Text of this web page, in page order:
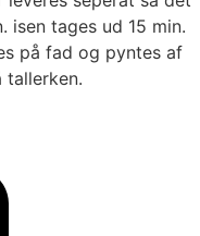
isen tages ud 15 min.
på fad og pyntes af
tallerken.